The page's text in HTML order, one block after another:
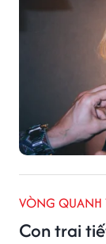
VÒNG QUANH
Con trai